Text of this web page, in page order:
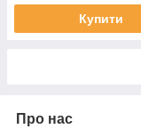
Купити
Про нас